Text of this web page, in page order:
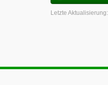
Letzte Aktualisierung: